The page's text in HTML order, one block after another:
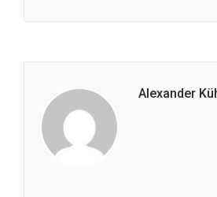
Alexander